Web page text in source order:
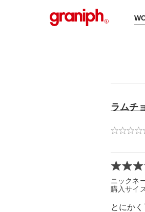
ラムチ
ニックネ
購入サイ
とにか